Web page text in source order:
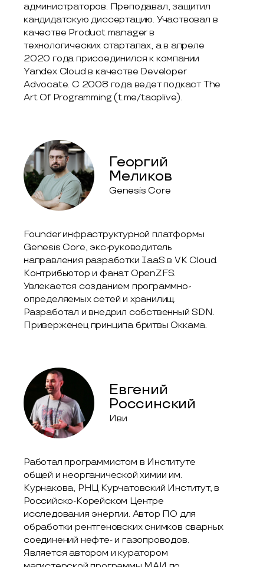
администраторов. Преподавал, защитил
кандидатскую диссертацию. Участвовал в
качестве Product manager в
технологических стартапах, а в апреле
2020 года присоединился к компании
Yandex Cloud в качестве Developer
Advocate. С 2008 года ведет подкаст The
Art Of Programming (t.me/taoplive).
Георгий
Меликов
Genesis Core
Founder инфраструктурной платформы
Genesis Core, экс-руководитель
направления разработки IaaS в VK Cloud.
Контрибьютор и фанат OpenZFS.
Увлекается созданием программно-
определяемых сетей и хранилищ.
Разработал и внедрил собственный SDN.
Приверженец принципа бритвы Оккама.
Евгений
Россинский
Иви
Работал программистом в Институте
общей и неорганической химии им.
Курнакова, РНЦ Курчатовский Институт, в
Российско-Корейском Центре
исследования энергии. Автор ПО для
обработки рентгеновских снимков сварных
соединений нефте- и газопроводов.
Является автором и куратором